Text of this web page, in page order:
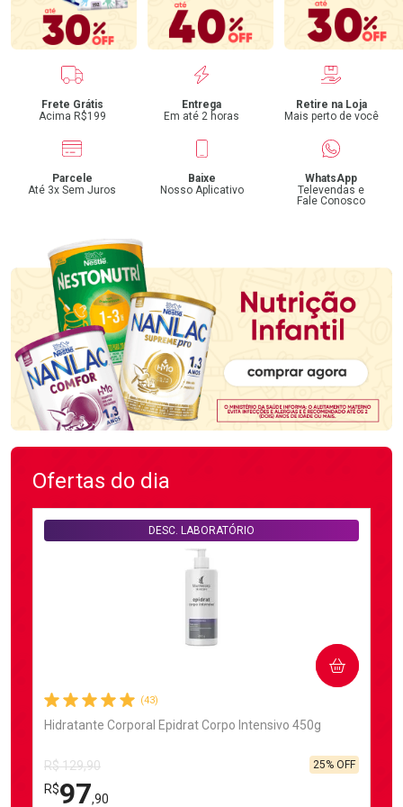
Benefícios
Frete Grátis
Acima R$199
Entrega
Em até 2 horas
Retire na Loja
Mais perto de você
Parcele
Até 3x Sem Juros
Baixe
Nosso Aplicativo
WhatsApp
Televendas e
Fale Conosco
Ofertas do dia
(43)
Hidratante Corporal Epidrat Corpo Intensivo 450g
DESC. LABORATÓRIO
R$ 129,90
R$97,90
25% OFF
COMPRAR